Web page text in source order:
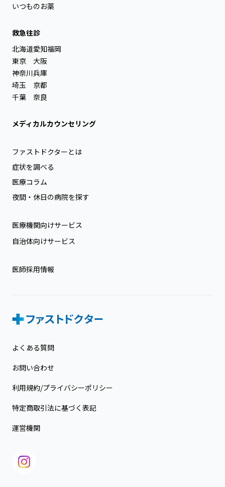
いつものお薬
救急往診
北海道
東京
神奈川
埼玉
千葉
愛知
大阪
兵庫
京都
奈良
福岡
メディカルカウンセリング
ファストドクターとは
症状を調べる
医療コラム
夜間・休日の病院を探す
医療機関向けサービス
自治体向けサービス
医師採用情報
よくある質問
お問い合わせ
利用規約/プライバシーポリシー
特定商取引法に基づく表記
運営機関